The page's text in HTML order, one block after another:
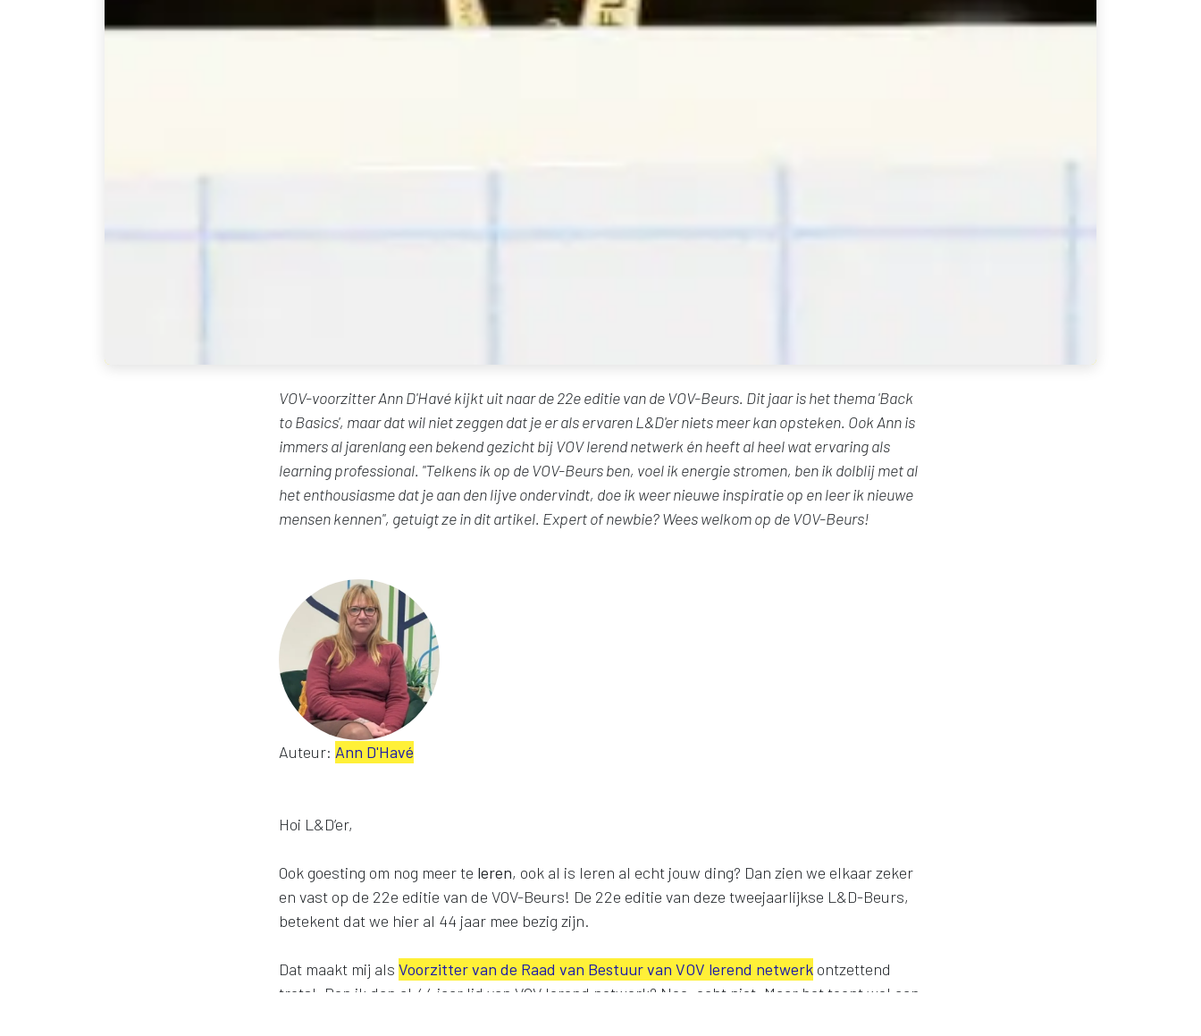
VOV-voorzitter Ann D'Havé kijkt uit naar de 22e editie van de VOV-Beurs. Dit jaar is het thema 'Back
to Basics', maar dat wil niet zeggen dat je er als ervaren L&D'er niets meer kan opsteken. Ook Ann is
immers al jarenlang een bekend gezicht bij VOV lerend netwerk én heeft al heel wat ervaring als
learning professional. "Telkens ik op de VOV-Beurs ben, voel ik energie stromen, ben ik dolblij met al
het enthousiasme dat je aan den lijve ondervindt, doe ik weer nieuwe inspiratie op en leer ik nieuwe
mensen kennen", getuigt ze in dit artikel. Expert of newbie? Wees welkom op de VOV-Beurs!
Auteur: Ann D'Havé
Hoi L&D’er,
Ook goesting om nog meer te leren, ook al is leren al echt jouw ding? Dan zien we elkaar zeker
en vast op de 22e editie van de VOV-Beurs! De 22e editie van deze tweejaarlijkse L&D-Beurs,
betekent dat we hier al 44 jaar mee bezig zijn.
Dat maakt mij als Voorzitter van de Raad van Bestuur van VOV lerend netwerk ontzettend
trots! Ben ik dan al 44 jaar lid van VOV lerend netwerk? Nee, echt niet. Maar het toont wel aan